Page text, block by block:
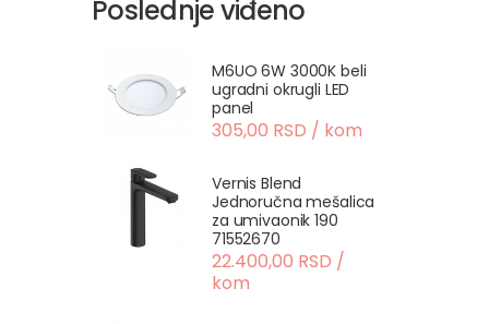
Poslednje viđeno
M6UO 6W 3000K beli
ugradni okrugli LED
panel
305,00 RSD / kom
Vernis Blend
Jednoručna mešalica
za umivaonik 190
71552670
22.400,00 RSD /
kom